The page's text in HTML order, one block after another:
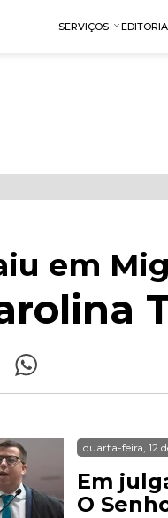
SERVIÇOS
em
quarta-feira, 12
Em
O